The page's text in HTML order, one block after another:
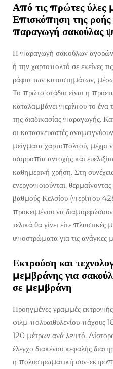
Από τις πρώτες ύλες
Επισκόπηση της ροής
παραγωγή σακούλας
Η παραγωγή σακούλων
ή την χαρτοπολτό σε εκείνες
ράφια των καταστημάτων,
Το πρώτο στάδιο είναι η
καταλαμβάνει περίπου το ένα
της διαδικασίας παραγωγής.
οι κατασκευαστές
μείγματα χαρτοπολτού, μέχρι
ισορροπία αντοχής και
καθημερινή χρήση. Στη
ενεργοποιούνται,
βαθμούς Κελσίου (περίπου
προκειμένου να
τελικά θα γίνει είτε πλαστικές
υποστρώματα για τις ανάγκες
Εκτρούση και
μεμβράνης για
σε μεμβράνη
Προηγμένες γραμμές
φιλμ πολυαιθυλενίου πάχους
120 μέτρων ανά λεπτό.
έλεγχο διακένου κεφαλής
η πολυστρωματική συν-